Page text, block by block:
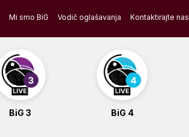
Mi smo BiG Vodič oglašavanja Kontaktirajte nas
BiG 3 BiG 4